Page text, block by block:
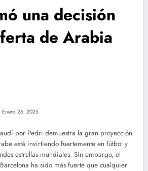
una decisión
de Arabia
Enero 26, 2025
por Pedri demuestra la gran proyección
está invirtiendo fuertemente en fútbol y
estrellas mundiales. Sin embargo, el
ha sido más fuerte que cualquier